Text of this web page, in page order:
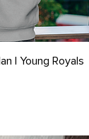
rapide
| Young Royals